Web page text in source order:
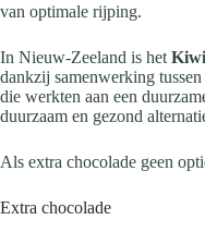
van optimale rijping.
In Nieuw-Zeeland is het
dankzij samenwerking
die werkten aan een
duurzaam en gezond
Als extra chocolade geen
Extra chocolade